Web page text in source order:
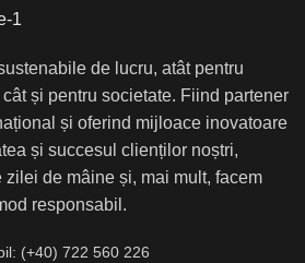
de lucru, atât pentru
și pentru societate. Fiind partener
și oferind mijloace inovatoare
și succesul clienților noștri,
de mâine și, mai mult, facem
responsabil.
(+40) 722 560 226